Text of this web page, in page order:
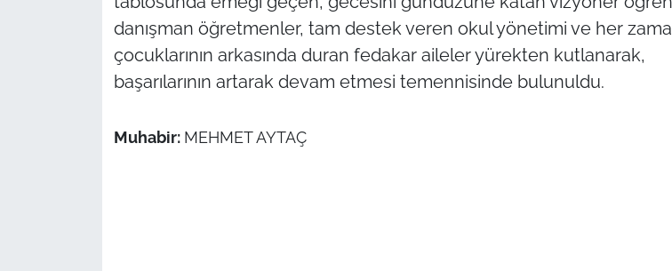
danışman öğretmenler, tam destek veren okul yönetimi ve her
çocuklarının arkasında duran fedakar aileler yürekten kutlanarak,
başarılarının artarak devam etmesi temennisinde bulunuldu.
Muhabir: MEHMET AYTAÇ